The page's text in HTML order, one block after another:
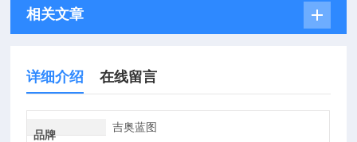
相关文章
详细介绍 在线留言
品牌
吉奥蓝图